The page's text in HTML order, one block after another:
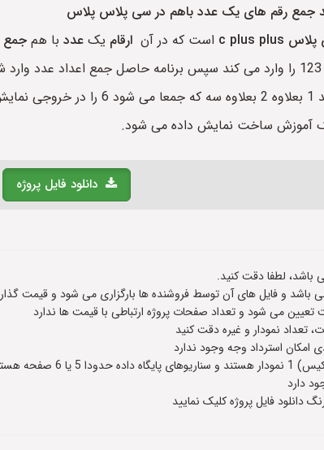
جمع رقم های یک عدد باهم در سی پلاس پلاس
پلاس c plus plus است که در آن ارقام یک عدد با هم جمع
یک عدد را وارد کند برای مثال کاربر عدد 123 را وارد می کند سپس
آموزش ساخت نمایش داده می شود.
دانلود فایل پروژه
باشد، لطفا دقت کنید.
و فایل های آن توسط فروشنده ها بارگزاری می شود و قیمت
می شود و تعداد صفحات پروژه ارتباطی با قیمت ها ندارد
تعداد نمودار و غیره دقت کنید
امکان استرداد وجه وجود ندارد
قرار داده شده است
دارد
دانلود فایل پروژه کلیک نمایید